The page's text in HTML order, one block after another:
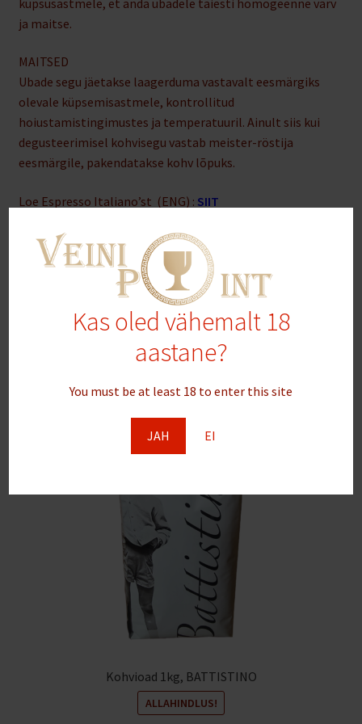
Kas oled vähemalt 18
aastane?
You must be at least 18 to enter this site
JAH EI
ja maitse.
MAITSED
Ubade segu jäetakse laagerduma vastavalt eesmärgiks
olevale küpsemisastmele, kontrollitud
hoiustamistingimustes ja temperatuuril. Ainult siis kui
degusteerimisel kohvisegu vastab meister-röstija
eesmärgile, pakendatakse kohv lõpuks.
Loe Espresso Italiano’st (ENG) : SIIT
Kohv meie veebipoes:
www.VipBox.ee
Kohvioad: klikkaSIIN
Seotud tooted
Kohvioad 1kg, BATTISTINO
ALLAHINDLUS!